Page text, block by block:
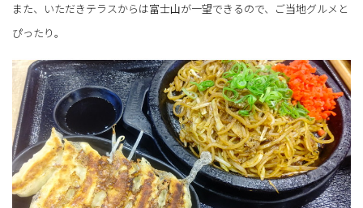
また、いただきテラスからは富士山が一望できるので、ご当地グルメと
ぴったり。